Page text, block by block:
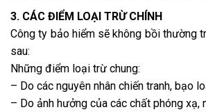
3. CÁC ĐIỂM LOẠI TRỪ CHÍNH
Công ty bảo hiểm sẽ không bồi thường
sau:
Những điểm loại trừ chung:
– Do các nguyên nhân chiến tranh, bạo
– Do ảnh hưởng của các chất phóng xạ,